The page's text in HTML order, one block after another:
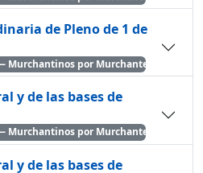
de Pleno de 1 de
Murchantinos por Murchante
y de las bases de
Murchantinos por Murchante
y de las bases de